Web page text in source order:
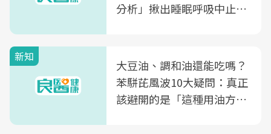
分析」揪出睡眠呼吸中止症
新知
大豆油、調和油還能吃嗎？
苯駢芘風波10大疑問：真正
該避開的是「這種用油方